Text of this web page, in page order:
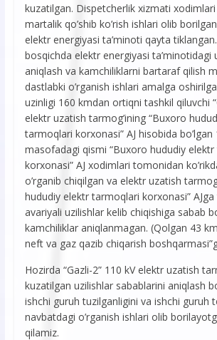
kuzatilgan. Dispetcherlik xizmati
martalik qo’shib ko’rish ishlari olib
elektr energiyasi ta’minoti qayta
bosqichda elektr energiyasi ta’minotidagi
aniqlash va kamchiliklarni bartaraf qilish
dastlabki o’rganish ishlari amalga
uzinligi 160 kmdan ortiqni tashkil qiluvchi
elektr uzatish tarmog’ining “Buxoro
tarmoqlari korxonasi” AJ hisobida bo’lgan
masofadagi qismi “Buxoro hududiy
korxonasi” AJ xodimlari tomonidan
o’rganib chiqilgan va elektr uzatish
hududiy elektr tarmoqlari korxonasi”
avariyali uzilishlar kelib chiqishiga sabab
kamchiliklar aniqlanmagan. (Qolgan 43
neft va gaz qazib chiqarish
Hozirda “Gazli-2” 110 kV elektr uzatish
kuzatilgan uzilishlar sabablarini aniqlash
ishchi guruh tuzilganligini va ishchi guruh
navbatdagi o’rganish ishlari olib
qilamiz.